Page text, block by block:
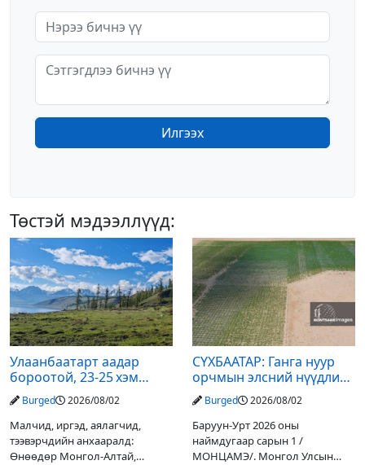
Илгээх
Төстэй мэдээллүүд:
Улаанбаатарт аадар
бороотой, 23-25 хэм
дулаан байна
Burged 2026/08/02
Малчид, иргэд, аялагчид,
тээвэрчдийн анхааралд:
Өнөөдөр Монгол-Алтай,
СҮХБААТАР: Ганга нуур
орчмын элсний нүүдлийг
зогсоох туршилтын ажил
үр дүнгээ өгч эхэлжээ
Burged 2026/08/02
Баруун-Урт 2026 оны
наймдугаар сарын 1 /
МОНЦАМЭ/. Монгол Улсын